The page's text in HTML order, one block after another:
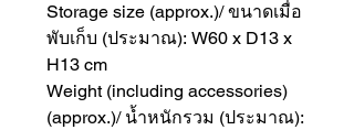
Storage size (approx.)/ ขนาดเมื่อ
พับเก็บ (ประมาณ): W60 x D13 x
H13 cm
Weight (including accessories)
(approx.)/ น้ำหนักรวม (ประมาณ):